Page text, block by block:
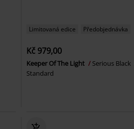
Limitovaná edice Předobjednávka
Kč 979,00
Keeper Of The Light Serious Black
Standard